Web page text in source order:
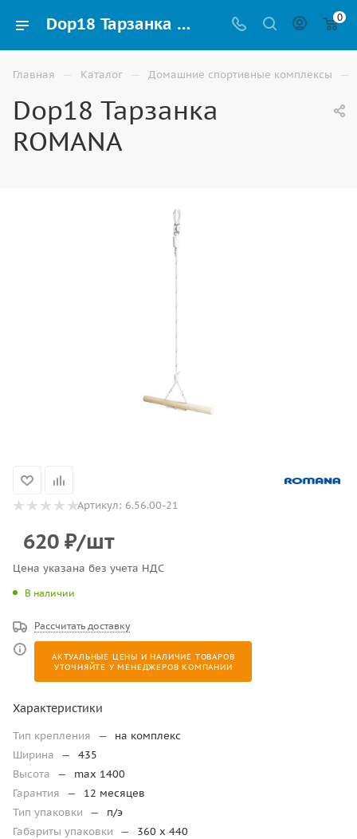
Dop18 Тарзанка ROMANA купить для шведских стенок и домашних спортивных комплексов в Волгограде 0
Главная — Каталог — Домашние спортивные комплексы —
Dop18 Тарзанка
ROMANA
Артикул: 6.56.00-21
620 ₽/шт
Цена указана без учета НДС
В наличии
Рассчитать доставку
АКТУАЛЬНЫЕ ЦЕНЫ И НАЛИЧИЕ ТОВАРОВ
УТОЧНЯЙТЕ У МЕНЕДЖЕРОВ КОМПАНИИ
Характеристики
Тип крепления —
на комплекс
Ширина
—
435
Высота
—
max 1400
Гарантия
—
12 месяцев
Тип упаковки
—
п/э
Габариты упаковки
— 360 x 440